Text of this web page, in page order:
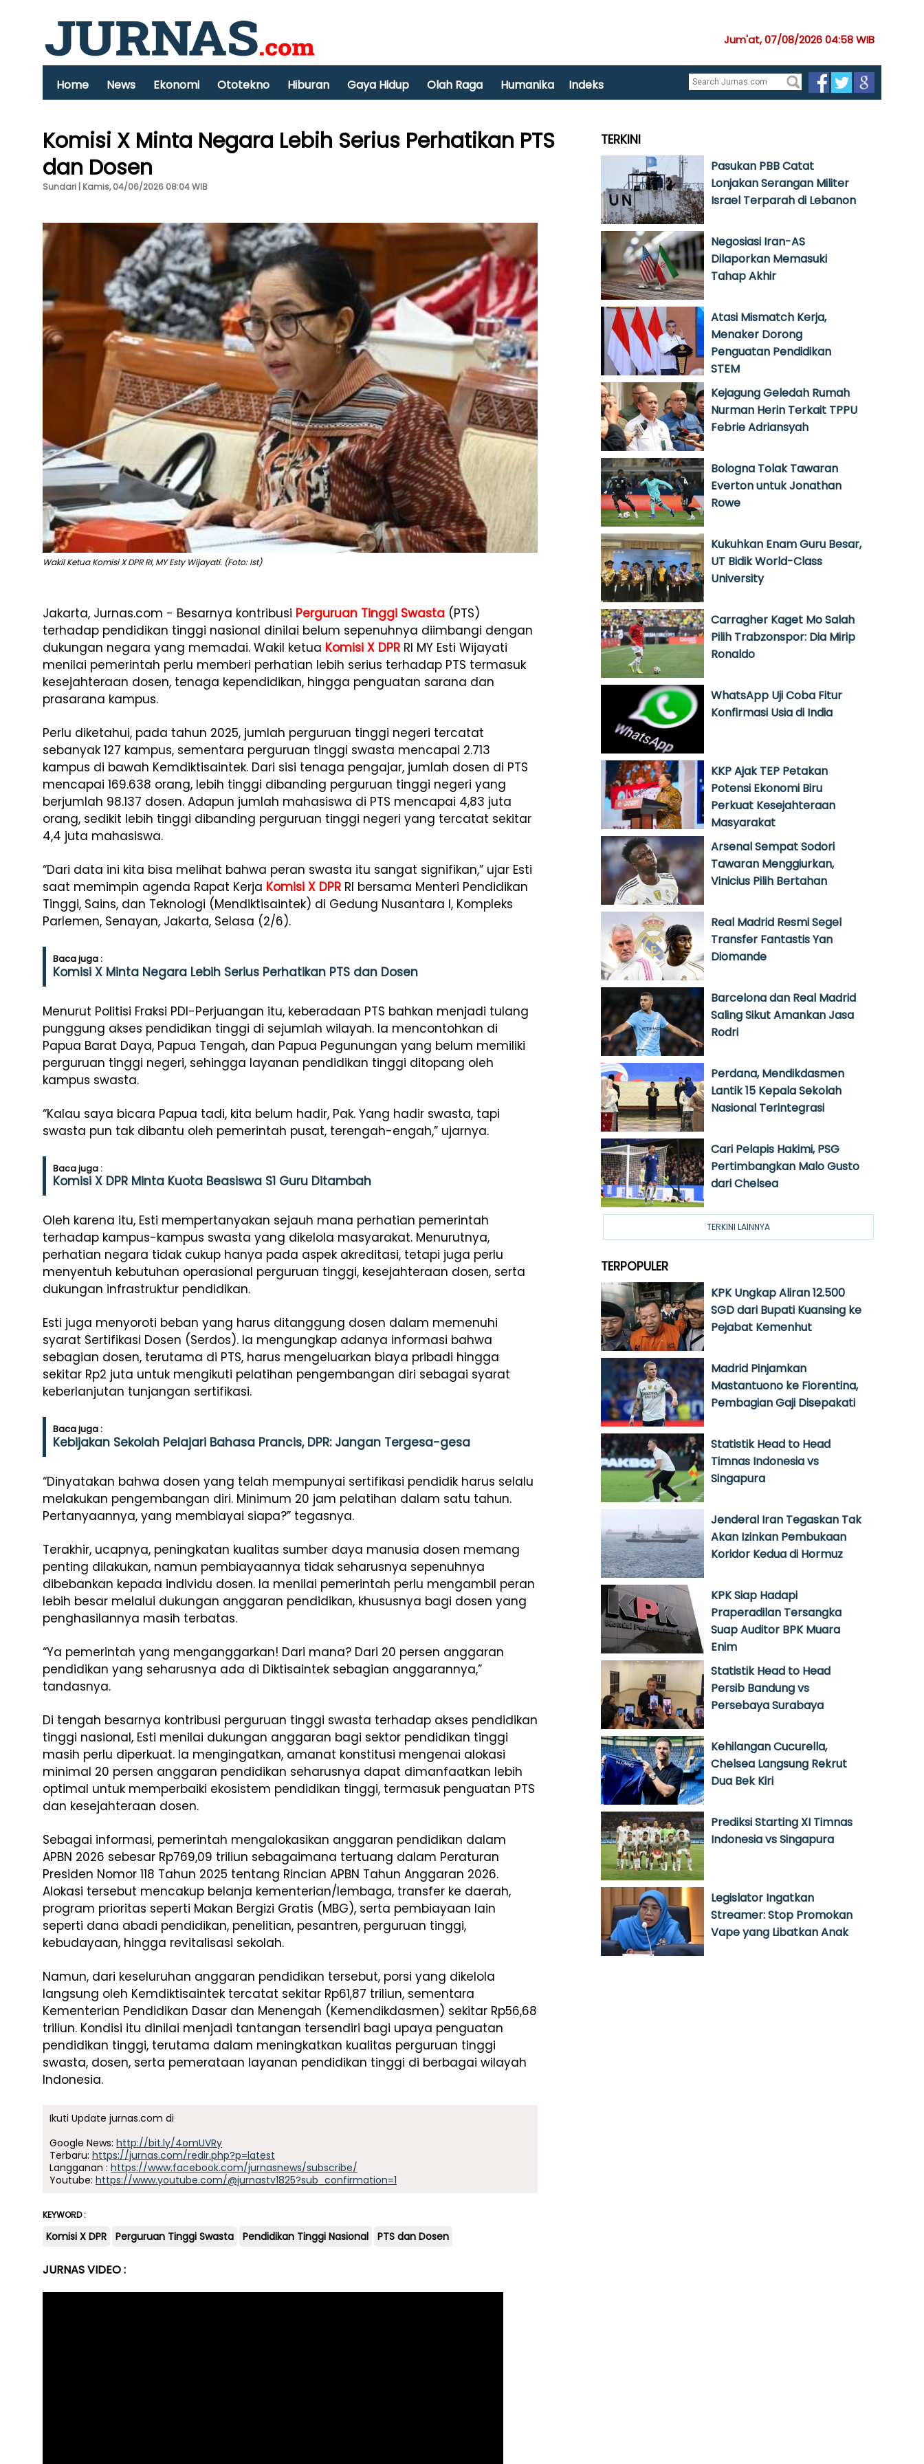
Jum'at, 07/08/2026 04:58 WIB
Home News Ekonomi Ototekno Hiburan Gaya Hidup Olah Raga Humanika Indeks
Komisi X Minta Negara Lebih Serius Perhatikan PTS
dan Dosen
Sundari | Kamis, 04/06/2026 08:04 WIB
Wakil Ketua Komisi X DPR RI, MY Esty Wijayati. (Foto: Ist)
Jakarta, Jurnas.com - Besarnya kontribusi Perguruan Tinggi Swasta (PTS)
terhadap pendidikan tinggi nasional dinilai belum sepenuhnya diimbangi dengan
dukungan negara yang memadai. Wakil ketua Komisi X DPR RI MY Esti Wijayati
menilai pemerintah perlu memberi perhatian lebih serius terhadap PTS termasuk
kesejahteraan dosen, tenaga kependidikan, hingga penguatan sarana dan
prasarana kampus.
Perlu diketahui, pada tahun 2025, jumlah perguruan tinggi negeri tercatat
sebanyak 127 kampus, sementara perguruan tinggi swasta mencapai 2.713
kampus di bawah Kemdiktisaintek. Dari sisi tenaga pengajar, jumlah dosen di PTS
mencapai 169.638 orang, lebih tinggi dibanding perguruan tinggi negeri yang
berjumlah 98.137 dosen. Adapun jumlah mahasiswa di PTS mencapai 4,83 juta
orang, sedikit lebih tinggi dibanding perguruan tinggi negeri yang tercatat sekitar
4,4 juta mahasiswa.
“Dari data ini kita bisa melihat bahwa peran swasta itu sangat signifikan,” ujar Esti
saat memimpin agenda Rapat Kerja Komisi X DPR RI bersama Menteri Pendidikan
Tinggi, Sains, dan Teknologi (Mendiktisaintek) di Gedung Nusantara I, Kompleks
Parlemen, Senayan, Jakarta, Selasa (2/6).
Baca juga :
Komisi X Minta Negara Lebih Serius Perhatikan PTS dan Dosen
Menurut Politisi Fraksi PDI-Perjuangan itu, keberadaan PTS bahkan menjadi tulang
punggung akses pendidikan tinggi di sejumlah wilayah. Ia mencontohkan di
Papua Barat Daya, Papua Tengah, dan Papua Pegunungan yang belum memiliki
perguruan tinggi negeri, sehingga layanan pendidikan tinggi ditopang oleh
kampus swasta.
“Kalau saya bicara Papua tadi, kita belum hadir, Pak. Yang hadir swasta, tapi
swasta pun tak dibantu oleh pemerintah pusat, terengah-engah,” ujarnya.
Baca juga :
Komisi X DPR Minta Kuota Beasiswa S1 Guru Ditambah
Oleh karena itu, Esti mempertanyakan sejauh mana perhatian pemerintah
terhadap kampus-kampus swasta yang dikelola masyarakat. Menurutnya,
perhatian negara tidak cukup hanya pada aspek akreditasi, tetapi juga perlu
menyentuh kebutuhan operasional perguruan tinggi, kesejahteraan dosen, serta
dukungan infrastruktur pendidikan.
Esti juga menyoroti beban yang harus ditanggung dosen dalam memenuhi
syarat Sertifikasi Dosen (Serdos). Ia mengungkap adanya informasi bahwa
sebagian dosen, terutama di PTS, harus mengeluarkan biaya pribadi hingga
sekitar Rp2 juta untuk mengikuti pelatihan pengembangan diri sebagai syarat
keberlanjutan tunjangan sertifikasi.
Baca juga :
Kebijakan Sekolah Pelajari Bahasa Prancis, DPR: Jangan Tergesa-gesa
“Dinyatakan bahwa dosen yang telah mempunyai sertifikasi pendidik harus selalu
melakukan pengembangan diri. Minimum 20 jam pelatihan dalam satu tahun.
Pertanyaannya, yang membiayai siapa?” tegasnya.
Terakhir, ucapnya, peningkatan kualitas sumber daya manusia dosen memang
penting dilakukan, namun pembiayaannya tidak seharusnya sepenuhnya
dibebankan kepada individu dosen. Ia menilai pemerintah perlu mengambil peran
lebih besar melalui dukungan anggaran pendidikan, khususnya bagi dosen yang
penghasilannya masih terbatas.
“Ya pemerintah yang menganggarkan! Dari mana? Dari 20 persen anggaran
pendidikan yang seharusnya ada di Diktisaintek sebagian anggarannya,”
tandasnya.
Di tengah besarnya kontribusi perguruan tinggi swasta terhadap akses pendidikan
tinggi nasional, Esti menilai dukungan anggaran bagi sektor pendidikan tinggi
masih perlu diperkuat. Ia mengingatkan, amanat konstitusi mengenai alokasi
minimal 20 persen anggaran pendidikan seharusnya dapat dimanfaatkan lebih
optimal untuk memperbaiki ekosistem pendidikan tinggi, termasuk penguatan PTS
dan kesejahteraan dosen.
Sebagai informasi, pemerintah mengalokasikan anggaran pendidikan dalam
APBN 2026 sebesar Rp769,09 triliun sebagaimana tertuang dalam Peraturan
Presiden Nomor 118 Tahun 2025 tentang Rincian APBN Tahun Anggaran 2026.
Alokasi tersebut mencakup belanja kementerian/lembaga, transfer ke daerah,
program prioritas seperti Makan Bergizi Gratis (MBG), serta pembiayaan lain
seperti dana abadi pendidikan, penelitian, pesantren, perguruan tinggi,
kebudayaan, hingga revitalisasi sekolah.
Namun, dari keseluruhan anggaran pendidikan tersebut, porsi yang dikelola
langsung oleh Kemdiktisaintek tercatat sekitar Rp61,87 triliun, sementara
Kementerian Pendidikan Dasar dan Menengah (Kemendikdasmen) sekitar Rp56,68
triliun. Kondisi itu dinilai menjadi tantangan tersendiri bagi upaya penguatan
pendidikan tinggi, terutama dalam meningkatkan kualitas perguruan tinggi
swasta, dosen, serta pemerataan layanan pendidikan tinggi di berbagai wilayah
Indonesia.
Ikuti Update jurnas.com di
Google News: http://bit.ly/4omUVRy
Terbaru: https://jurnas.com/redir.php?p=latest
Langganan : https://www.facebook.com/jurnasnews/subscribe/
Youtube: https://www.youtube.com/@jurnastv1825?sub_confirmation=1
KEYWORD :
Komisi X DPR Perguruan Tinggi Swasta Pendidikan Tinggi Nasional PTS dan Dosen
JURNAS VIDEO :
TERKINI
Pasukan PBB Catat
Lonjakan Serangan Militer
Israel Terparah di Lebanon
Negosiasi Iran-AS
Dilaporkan Memasuki
Tahap Akhir
Atasi Mismatch Kerja,
Menaker Dorong
Penguatan Pendidikan
STEM
Kejagung Geledah Rumah
Nurman Herin Terkait TPPU
Febrie Adriansyah
Bologna Tolak Tawaran
Everton untuk Jonathan
Rowe
Kukuhkan Enam Guru Besar,
UT Bidik World-Class
University
Carragher Kaget Mo Salah
Pilih Trabzonspor: Dia Mirip
Ronaldo
WhatsApp Uji Coba Fitur
Konfirmasi Usia di India
KKP Ajak TEP Petakan
Potensi Ekonomi Biru
Perkuat Kesejahteraan
Masyarakat
Arsenal Sempat Sodori
Tawaran Menggiurkan,
Vinicius Pilih Bertahan
Real Madrid Resmi Segel
Transfer Fantastis Yan
Diomande
Barcelona dan Real Madrid
Saling Sikut Amankan Jasa
Rodri
Perdana, Mendikdasmen
Lantik 15 Kepala Sekolah
Nasional Terintegrasi
Cari Pelapis Hakimi, PSG
Pertimbangkan Malo Gusto
dari Chelsea
TERKINI LAINNYA
TERPOPULER
KPK Ungkap Aliran 12.500
SGD dari Bupati Kuansing ke
Pejabat Kemenhut
Madrid Pinjamkan
Mastantuono ke Fiorentina,
Pembagian Gaji Disepakati
Statistik Head to Head
Timnas Indonesia vs
Singapura
Jenderal Iran Tegaskan Tak
Akan Izinkan Pembukaan
Koridor Kedua di Hormuz
KPK Siap Hadapi
Praperadilan Tersangka
Suap Auditor BPK Muara
Enim
Statistik Head to Head
Persib Bandung vs
Persebaya Surabaya
Kehilangan Cucurella,
Chelsea Langsung Rekrut
Dua Bek Kiri
Prediksi Starting XI Timnas
Indonesia vs Singapura
Legislator Ingatkan
Streamer: Stop Promokan
Vape yang Libatkan Anak